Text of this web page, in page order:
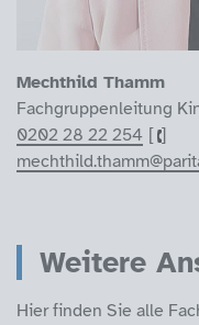
Mechthild Thamm
Fachgruppenleitung
0202 28 22 254
Weitere
Hier finden Sie alle